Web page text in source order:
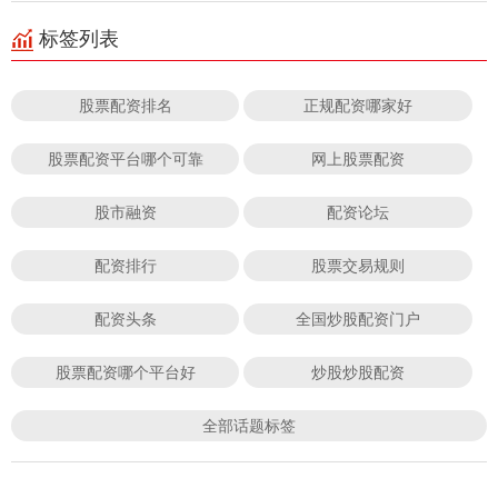
标签列表
股票配资排名 正规配资哪家好
股票配资平台哪个可靠 网上股票配资
股市融资 配资论坛
配资排行 股票交易规则
配资头条 全国炒股配资门户
股票配资哪个平台好 炒股炒股配资
全部话题标签